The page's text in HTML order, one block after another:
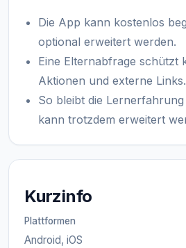
Die App kann kostenlos
optional erweitert werden.
Eine Elternabfrage schützt
Aktionen und externe Links.
So bleibt die
kann trotzdem erweitert
Kurzinfo
Plattformen
Android, iOS